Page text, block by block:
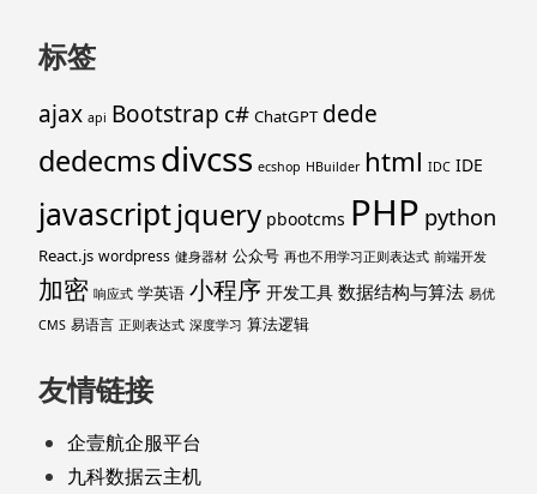
标签
ajax api Bootstrap c# ChatGPT dede
dedecmsdivcss ecshop HBuilder html IDC IDE
javascriptjquery pbootcms PHP python
React.js wordpress 健身器材 公众号 再也不用学习正则表达式 前端开发
加密 响应式 学英语 小程序 开发工具 数据结构与算法 易优
CMS 易语言 正则表达式 深度学习 算法逻辑
友情链接
企壹航企服平台
九科数据云主机